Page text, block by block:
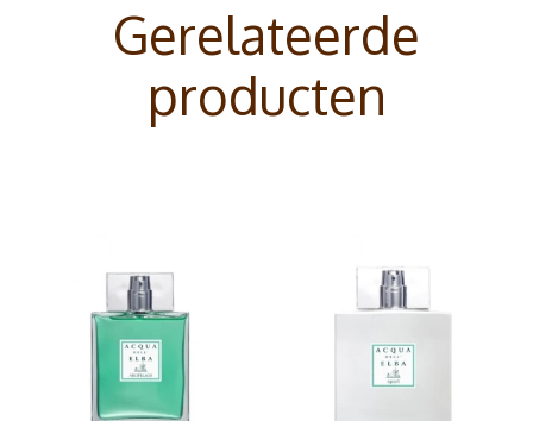
Gerelateerde
producten